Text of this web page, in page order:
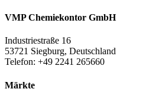
VMP Chemiekontor GmbH
Industriestraße 16
53721 Siegburg, Deutschland
Telefon: +49 2241 265660
Märkte